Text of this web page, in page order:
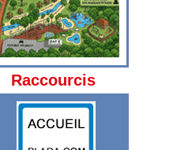
Raccourcis